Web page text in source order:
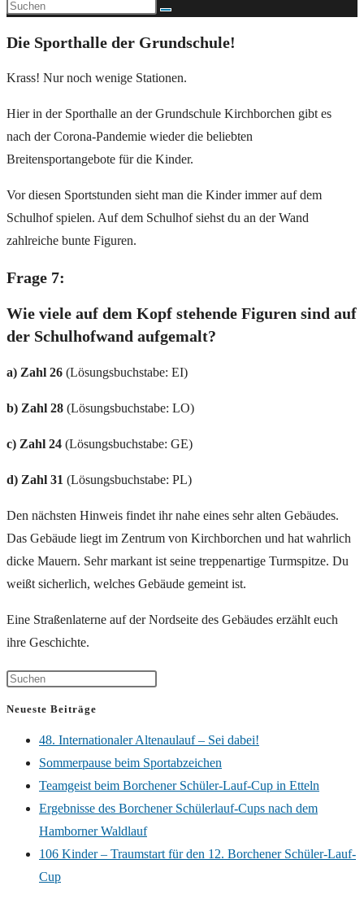
Die Sporthalle der Grundschule!
Krass! Nur noch wenige Stationen.
Hier in der Sporthalle an der Grundschule Kirchborchen gibt es
nach der Corona-Pandemie wieder die beliebten
Breitensportangebote für die Kinder.
Vor diesen Sportstunden sieht man die Kinder immer auf dem
Schulhof spielen. Auf dem Schulhof siehst du an der Wand
zahlreiche bunte Figuren.
Frage 7:
Wie viele auf dem Kopf stehende Figuren sind auf
der Schulhofwand aufgemalt?
a) Zahl 26 (Lösungsbuchstabe: EI)
b) Zahl 28 (Lösungsbuchstabe: LO)
c) Zahl 24 (Lösungsbuchstabe: GE)
d) Zahl 31 (Lösungsbuchstabe: PL)
Den nächsten Hinweis findet ihr nahe eines sehr alten Gebäudes.
Das Gebäude liegt im Zentrum von Kirchborchen und hat wahrlich
dicke Mauern. Sehr markant ist seine treppenartige Turmspitze. Du
weißt sicherlich, welches Gebäude gemeint ist.
Eine Straßenlaterne auf der Nordseite des Gebäudes erzählt euch
ihre Geschichte.
Neueste Beiträge
48. Internationaler Altenaulauf – Sei dabei!
Sommerpause beim Sportabzeichen
Teamgeist beim Borchener Schüler-Lauf-Cup in Etteln
Ergebnisse des Borchener Schülerlauf-Cups nach dem
Hamborner Waldlauf
106 Kinder – Traumstart für den 12. Borchener Schüler-Lauf-
Cup